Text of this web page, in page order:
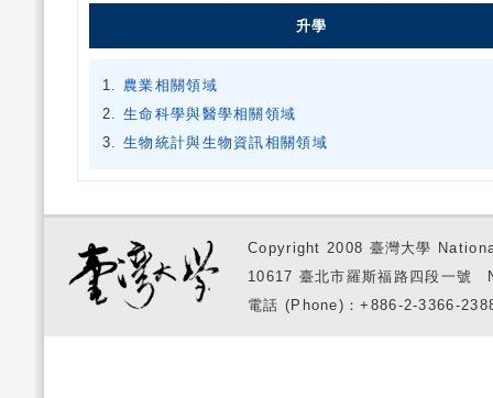
升學
農業相關領域
生命科學與醫學相關領域
生物統計與生物資訊相關領域
Copyright 2008 臺灣大學
10617 臺北市羅斯福路四段一
電話 (Phone)：+886-2-3366-